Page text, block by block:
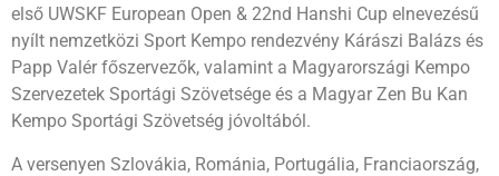
első UWSKF European Open & 22nd Hanshi Cup elnevezésű
nyílt nemzetközi Sport Kempo rendezvény Kárászi Balázs és
Papp Valér főszervezők, valamint a Magyarországi Kempo
Szervezetek Sportági Szövetsége és a Magyar Zen Bu Kan
Kempo Sportági Szövetség jóvoltából.
A versenyen Szlovákia, Románia, Portugália, Franciaország,